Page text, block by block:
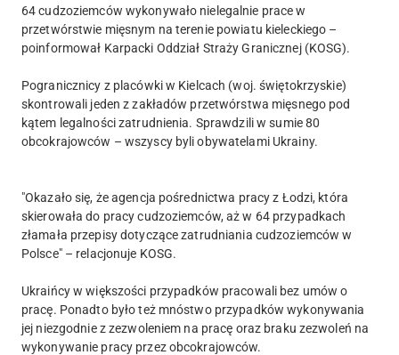
64 cudzoziemców wykonywało nielegalnie prace w
przetwórstwie mięsnym na terenie powiatu kieleckiego –
poinformował Karpacki Oddział Straży Granicznej (KOSG).
Pogranicznicy z placówki w Kielcach (woj. świętokrzyskie)
skontrowali jeden z zakładów przetwórstwa mięsnego pod
kątem legalności zatrudnienia. Sprawdzili w sumie 80
obcokrajowców – wszyscy byli obywatelami Ukrainy.
"Okazało się, że agencja pośrednictwa pracy z Łodzi, która
skierowała do pracy cudzoziemców, aż w 64 przypadkach
złamała przepisy dotyczące zatrudniania cudzoziemców w
Polsce" – relacjonuje KOSG.
Ukraińcy w większości przypadków pracowali bez umów o
pracę. Ponadto było też mnóstwo przypadków wykonywania
jej niezgodnie z zezwoleniem na pracę oraz braku zezwoleń na
wykonywanie pracy przez obcokrajowców.